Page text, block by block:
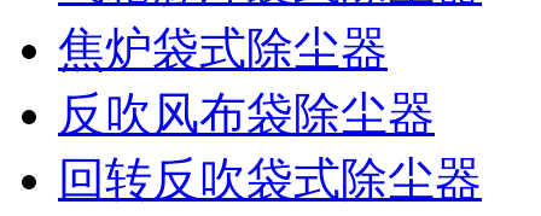
焦炉袋式除尘器
反吹风布袋除尘器
回转反吹袋式除尘器